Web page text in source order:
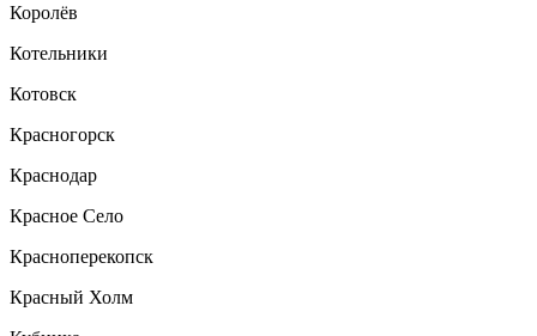
Королёв
Котельники
Котовск
Красногорск
Краснодар
Красное Село
Красноперекопск
Красный Холм